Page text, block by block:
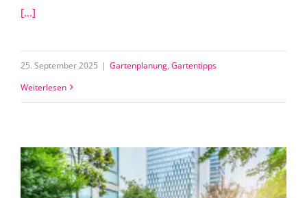
[...]
25. September 2025 | Gartenplanung, Gartentipps
Weiterlesen